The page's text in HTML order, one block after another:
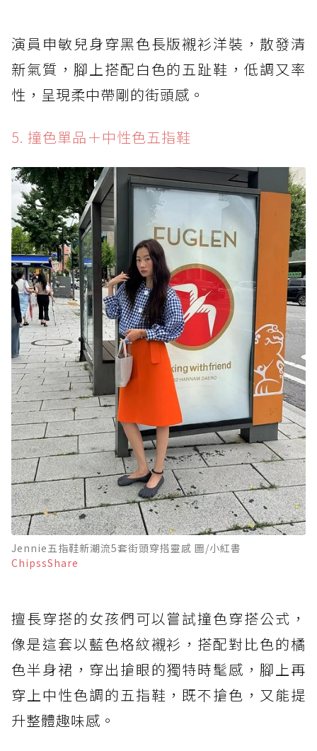
演員申敏兒身穿黑色長版襯衫洋裝，散發清
新氣質，腳上搭配白色的五趾鞋，低調又率
性，呈現柔中帶剛的街頭感。
5. 撞色單品＋中性色五指鞋
Jennie五指鞋新潮流5套街頭穿搭靈感 圖/小紅書
ChipssShare
擅長穿搭的女孩們可以嘗試撞色穿搭公式，
像是這套以藍色格紋襯衫，搭配對比色的橘
色半身裙，穿出搶眼的獨特時髦感，腳上再
穿上中性色調的五指鞋，既不搶色，又能提
升整體趣味感。